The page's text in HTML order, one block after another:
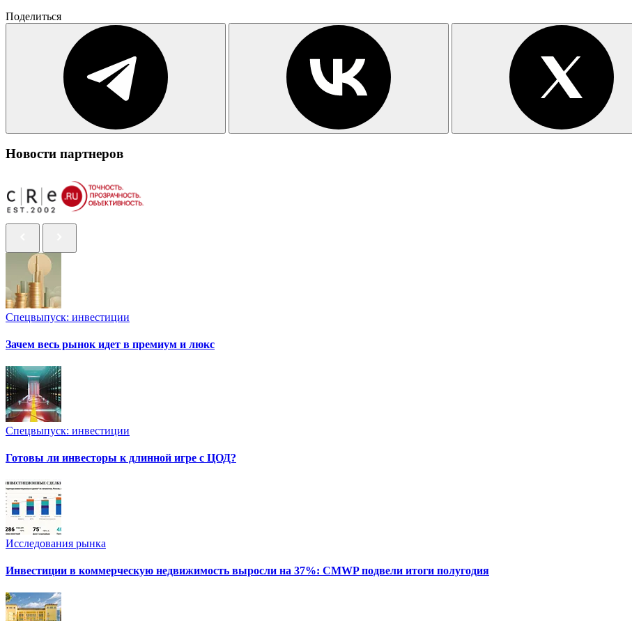
Поделиться
Новости партнеров
Спецвыпуск: инвестиции
Зачем весь рынок идет в премиум и люкс
Спецвыпуск: инвестиции
Готовы ли инвесторы к длинной игре с ЦОД?
Исследования рынка
Инвестиции в коммерческую недвижимость выросли на 37%: CMWP подвели итоги полугодия